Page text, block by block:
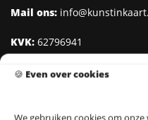
🍪 Even over cookies
Mail ons:
KVK: 62796941
IBAN:NL95 INGB 0006 8527